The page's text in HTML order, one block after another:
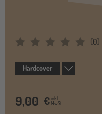
Average Rating: 0 (0)
Hardcover
9,00 €inkl.
MwSt.